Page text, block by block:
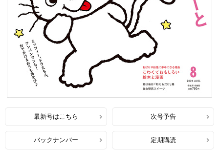
最新号はこちら 次号予告
バックナンバー 定期購読